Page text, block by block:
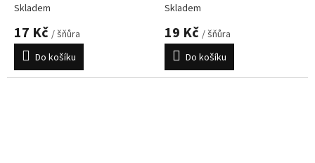
Skladem
17 Kč / šňůra
Do košíku
Skladem
19 Kč / šňůra
Do košíku